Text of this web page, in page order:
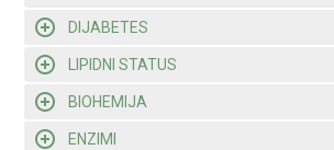
DIJABETES
LIPIDNI STATUS
BIOHEMIJA
ENZIMI